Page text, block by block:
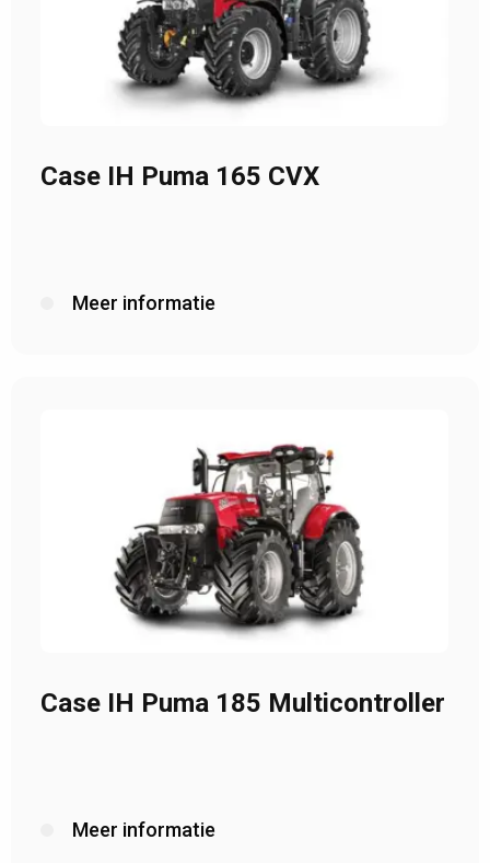
Case IH Puma 165 CVX
Meer informatie
Case IH Puma 185 Multicontroller
Meer informatie